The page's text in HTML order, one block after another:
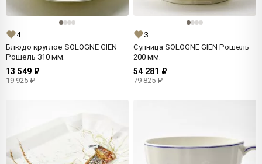
4
Блюдо круглое SOLOGNE GIEN
Рошель 310 мм.
13 549 ₽
19 925 ₽
3
Супница SOLOGNE GIEN Рошель
200 мм.
54 281 ₽
79 825 ₽